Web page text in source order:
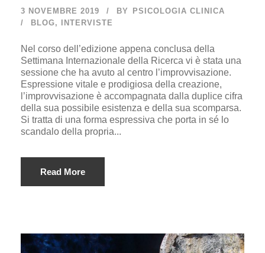
3 NOVEMBRE 2019 BY
PSICOLOGIA CLINICA
BLOG, INTERVISTE
Nel corso dell’edizione appena conclusa della
Settimana Internazionale della Ricerca vi è stata una
sessione che ha avuto al centro l’improvvisazione.
Espressione vitale e prodigiosa della creazione,
l’improvvisazione è accompagnata dalla duplice cifra
della sua possibile esistenza e della sua scomparsa.
Si tratta di una forma espressiva che porta in sé lo
scandalo della propria...
Read More